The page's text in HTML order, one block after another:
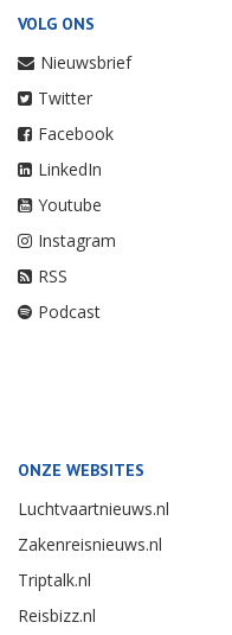
VOLG ONS
Nieuwsbrief
Twitter
Facebook
LinkedIn
Youtube
Instagram
RSS
Podcast
ONZE WEBSITES
Luchtvaartnieuws.nl
Zakenreisnieuws.nl
Triptalk.nl
Reisbizz.nl